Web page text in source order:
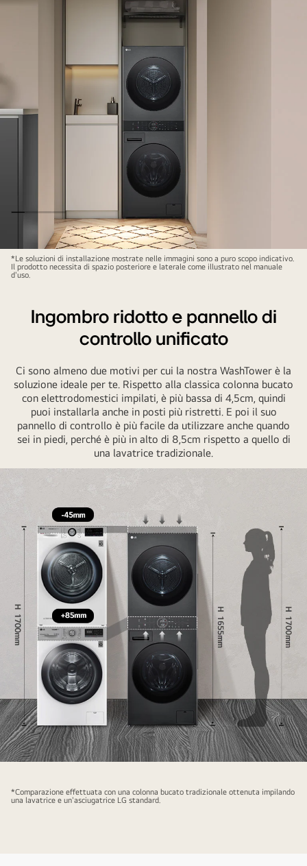
WashTower
installata
*Le soluzioni di installazione mostrate nelle immagini sono a puro scopo indicativo.
Il prodotto necessita di spazio posteriore e laterale come illustrato nel manuale
d'uso.
Ingombro ridotto e pannello di
controllo unificato
Ci sono almeno due motivi per cui la nostra WashTower è la
soluzione ideale per te. Rispetto alla classica colonna bucato
con elettrodomestici impilati, è più bassa di 4,5cm, quindi
puoi installarla anche in posti più ristretti. E poi il suo
pannello di controllo è più facile da utilizzare anche quando
sei in piedi, perché è più in alto di 8,5cm rispetto a quello di
una lavatrice tradizionale.
nera
LG
*Comparazione effettuata con una colonna bucato tradizionale ottenuta impilando
una lavatrice e un'asciugatrice LG standard.